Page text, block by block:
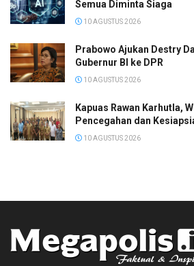
Semua Diminta Siaga
10 AGUSTUS 2026
Prabowo Ajukan Destry
Gubernur BI ke DPR
10 AGUSTUS 2026
Kapuas Rawan Karhutla,
Pencegahan dan
10 AGUSTUS 2026